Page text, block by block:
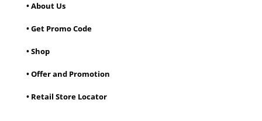
• About Us
• Get Promo Code
• Shop
• Offer and Promotion
• Retail Store Locator